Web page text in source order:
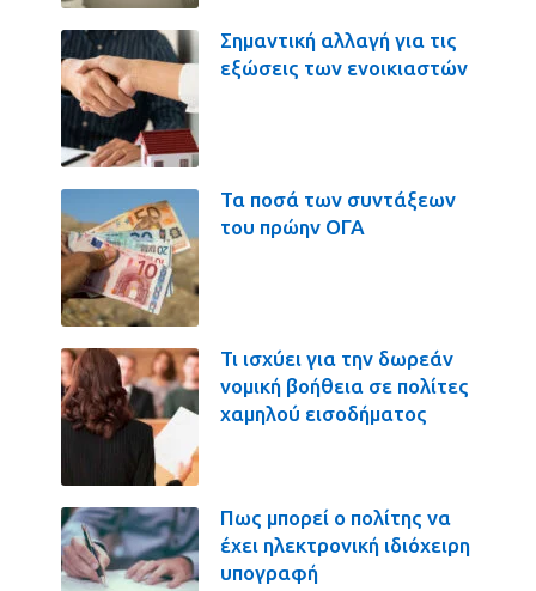
Σημαντική αλλαγή για τις
εξώσεις των ενοικιαστών
Τα ποσά των συντάξεων
του πρώην ΟΓΑ
Τι ισχύει για την δωρεάν
νομική βοήθεια σε πολίτες
χαμηλού εισοδήματος
Πως μπορεί ο πολίτης να
έχει ηλεκτρονική ιδιόχειρη
υπογραφή